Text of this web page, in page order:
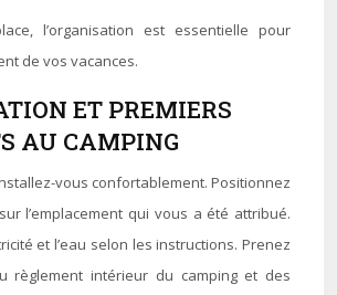
l’organisation est essentielle pour
de vos vacances.
ET PREMIERS
AU CAMPING
vous confortablement. Positionnez
l’emplacement qui vous a été attribué.
et l’eau selon les instructions. Prenez
règlement intérieur du camping et des